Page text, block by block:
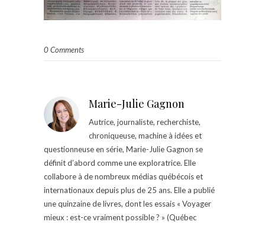
0 Comments
Marie-Julie Gagnon
Autrice, journaliste, recherchiste,
chroniqueuse, machine à idées et
questionneuse en série, Marie-Julie Gagnon se
définit d’abord comme une exploratrice. Elle
collabore à de nombreux médias québécois et
internationaux depuis plus de 25 ans. Elle a publié
une quinzaine de livres, dont les essais « Voyager
mieux : est-ce vraiment possible ? » (Québec